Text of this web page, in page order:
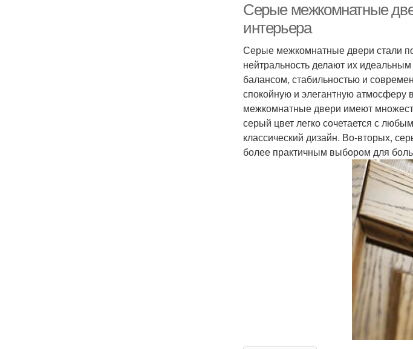
Серые межкомнатные
интерьера
Серые межкомнатные двери стали
нейтральность делают их
балансом, стабильностью и
спокойную и элегантную
межкомнатные двери имеют
серый цвет легко сочетается с
классический дизайн. Во-вторых,
более практичным выбором для